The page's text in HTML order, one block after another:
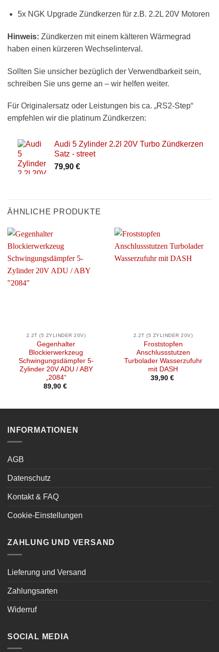
5x NGK Upgrade Zündkerzen für z.B. 2.2L 20V Motoren
Hinweis: Zündkerzen mit einem kälteren Wärmegrad
haben einen kürzeren Wechselinterval.
Sollten Sie unsicher bezüglich der Verwendbarkeit sein,
schreiben Sie uns gerne an – wir helfen weiter.
Für Originalersatz oder Leistungen bis ca. „RS2-Step“
empfehlen wir die platinum Zündkerzen:
Audi 5 Zylinder 2.2l 20V Turbo Zündkerzen
Satz - street
79,90 €
ÄHNLICHE PRODUKTE
2.2T (5 ZYLINDER 20V)
Gegenhalter
Blockierwerkzeug
Schwingungsdämpfer 5-
Zylinder 20V ADU / ABY
„2084“
89,90 €
2.2T (5 ZYLINDER 20V)
Froststopfen
Anschlussstutzen
Turbolader Wasserzufuhr
mit DASH
39,90 €
INFORMATIONEN
AGB
Datenschutz
Kontakt & FAQ
Cookie-Einstellungen
ZAHLUNG UND VERSAND
Lieferung und Versand
Zahlungsarten
Widerruf
SOCIAL MEDIA